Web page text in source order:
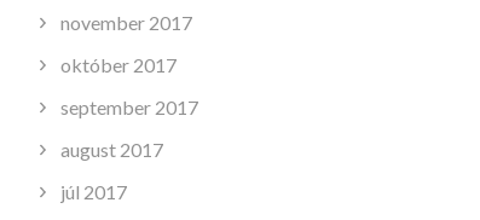
november 2017
október 2017
september 2017
august 2017
júl 2017